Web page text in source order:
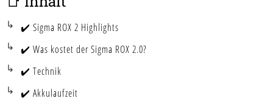
✔️ Sigma ROX 2 Highlights
✔️ Was kostet der Sigma ROX 2.0?
✔️ Technik
✔️ Akkulaufzeit